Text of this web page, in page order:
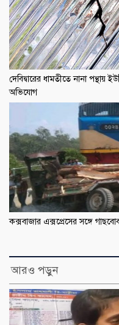
দেবিদ্বারের ধামতীতে নানা পন্থায়
অভিযোগ
কক্সবাজার এক্সপ্রেসের সঙ্গে
আরও পড়ুন